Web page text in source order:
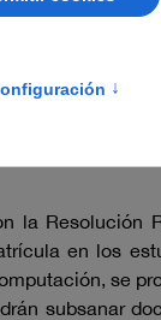
el
en los
se
subsanar